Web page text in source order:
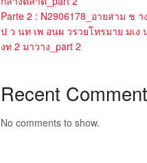
Parte 2 : N2906178_อายสาม ช
ป ว นท เพ อนผ วรวยโทรมาย มเ
งท 2 มาวาง_part 2
Recent
No comments to show.